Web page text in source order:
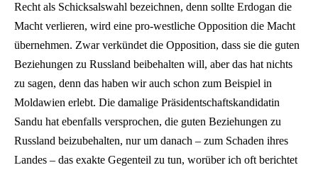
Recht als Schicksalswahl bezeichnen, denn sollte Erdogan die
Macht verlieren, wird eine pro-westliche Opposition die Macht
übernehmen. Zwar verkündet die Opposition, dass sie die guten
Beziehungen zu Russland beibehalten will, aber das hat nichts
zu sagen, denn das haben wir auch schon zum Beispiel in
Moldawien erlebt. Die damalige Präsidentschaftskandidatin
Sandu hat ebenfalls versprochen, die guten Beziehungen zu
Russland beizubehalten, nur um danach – zum Schaden ihres
Landes – das exakte Gegenteil zu tun, worüber ich oft berichtet